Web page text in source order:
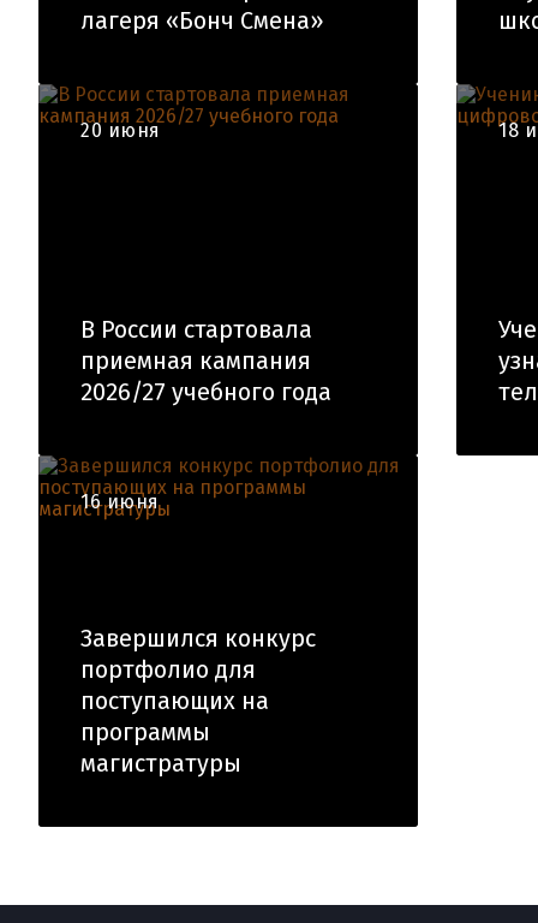
лагеря «Бонч Смена»
20 июня
В России стартовала
приемная кампания
2026/27 учебного года
18
16 июня
Завершился конкурс
портфолио для
поступающих на
программы
магистратуры